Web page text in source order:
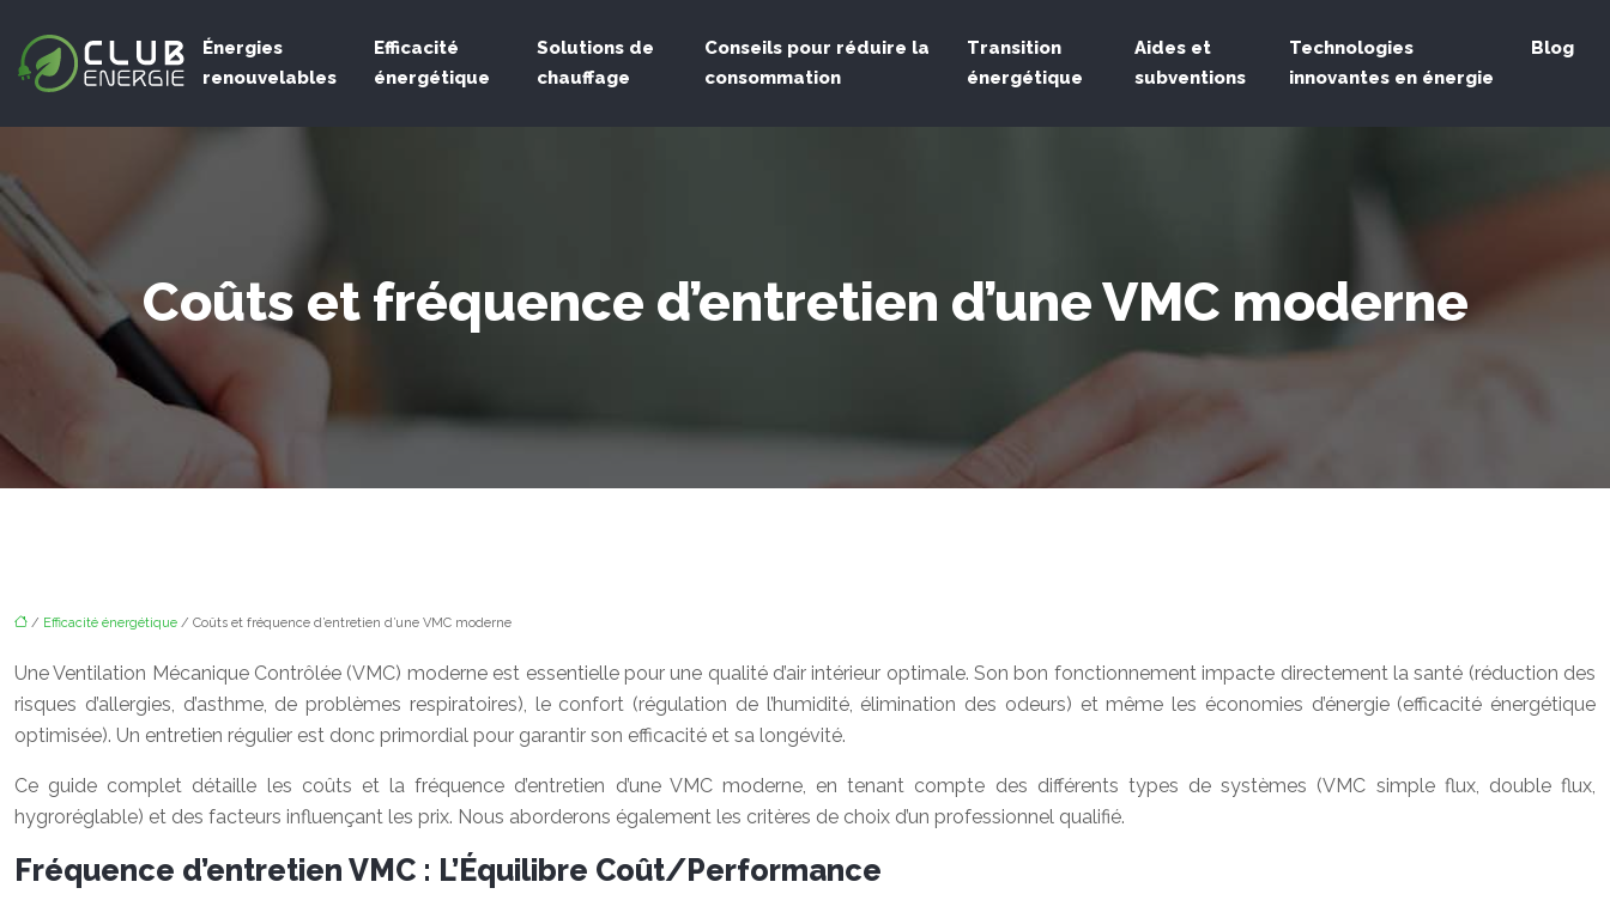
Énergies
renouvelables
Efficacité
énergétique
Solutions de
chauffage
Conseils pour réduire la
consommation
Transition
énergétique
Aides et
subventions
Technologies
innovantes en énergie
Blog
Coûts et fréquence d’entretien d’une VMC moderne
/ Efficacité énergétique / Coûts et fréquence d’entretien d’une VMC moderne
Une Ventilation Mécanique Contrôlée (VMC) moderne est essentielle pour une qualité d’air intérieur optimale. Son bon fonctionnement impacte directement la santé (réduction des
risques d’allergies, d’asthme, de problèmes respiratoires), le confort (régulation de l’humidité, élimination des odeurs) et même les économies d’énergie (efficacité énergétique
optimisée). Un entretien régulier est donc primordial pour garantir son efficacité et sa longévité.
Ce guide complet détaille les coûts et la fréquence d’entretien d’une VMC moderne, en tenant compte des différents types de systèmes (VMC simple flux, double flux,
hygroréglable) et des facteurs influençant les prix. Nous aborderons également les critères de choix d’un professionnel qualifié.
Fréquence d’entretien VMC : L’Équilibre Coût/Performance